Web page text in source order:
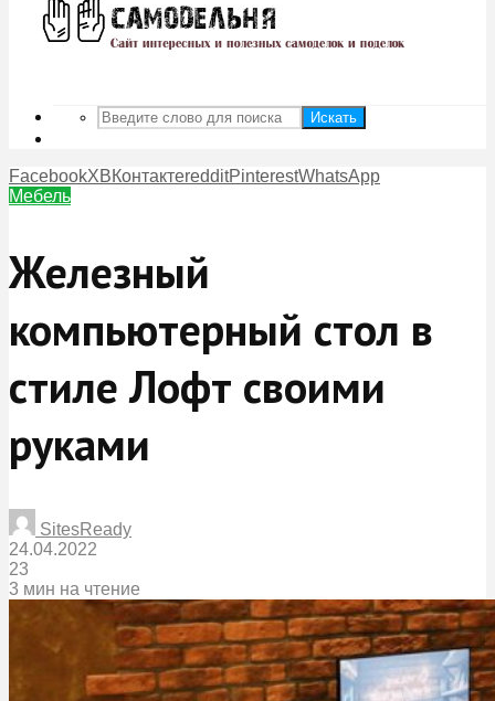
Искать
FacebookXВКонтактеredditPinterestWhatsApp
Мебель
Железный
компьютерный стол в
стиле Лофт своими
руками
SitesReady
24.04.2022
23
3 мин на чтение